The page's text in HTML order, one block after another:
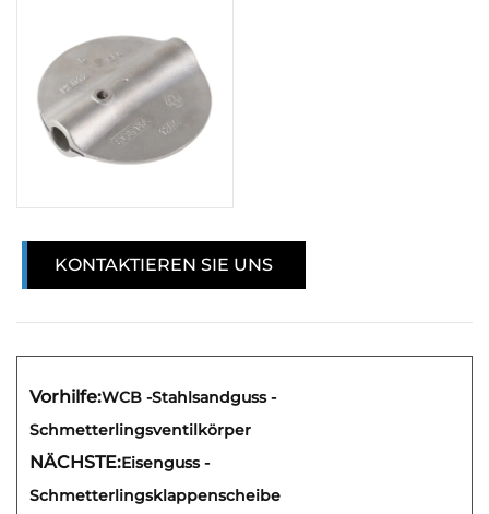
KONTAKTIEREN SIE UNS
Vorhilfe:WCB -Stahlsandguss -
Schmetterlingsventilkörper
NÄCHSTE:Eisenguss -
Schmetterlingsklappenscheibe